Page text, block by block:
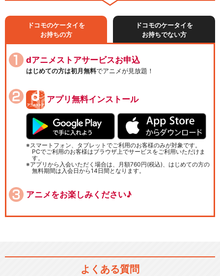
ドコモのケータイを
お持ちの方
ドコモのケータイを
お持ちでない方
dアニメストアサービスお申込
はじめての方は初月無料でアニメが見放題！
アプリ無料インストール
スマートフォン、タブレットでご利用のお客様のみが対象です。
PCでご利用のお客様はブラウザ上でサービスをご利用いただけま
す。
アプリから入会いただく場合は、月額760円(税込)、はじめての方の
無料期間は入会日から14日間となります。
アニメをお楽しみください♪
よくある質問